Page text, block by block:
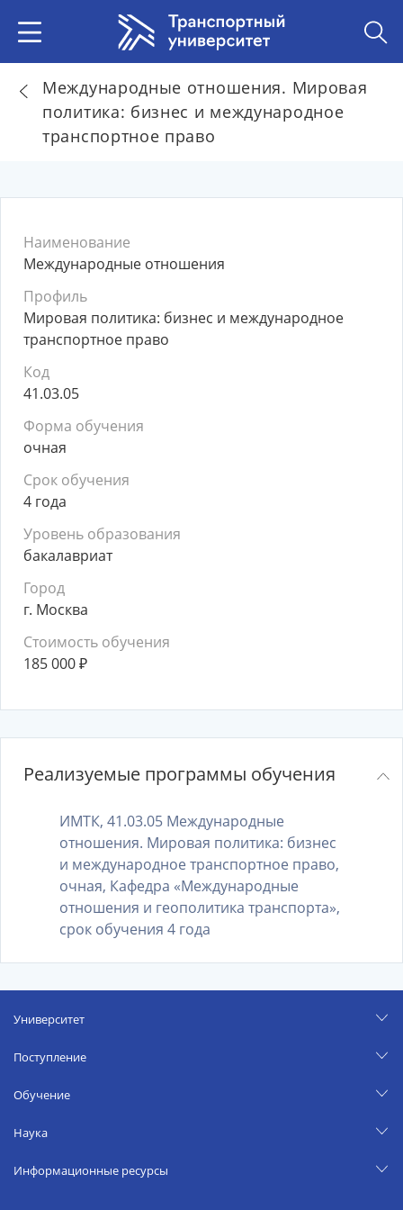
Международные отношения. Мировая
политика: бизнес и международное
транспортное право
Наименование
Международные отношения
Профиль
Мировая политика: бизнес и международное
транспортное право
Код
41.03.05
Форма обучения
очная
Срок обучения
4 года
Уровень образования
бакалавриат
Город
г. Москва
Стоимость обучения
185 000₽
Реализуемые программы обучения
ИМТК, 41.03.05 Международные
отношения. Мировая политика: бизнес
и международное транспортное право,
очная, Кафедра «Международные
отношения и геополитика транспорта»,
срок обучения 4 года
Университет
Поступление
Обучение
Наука
Информационные ресурсы